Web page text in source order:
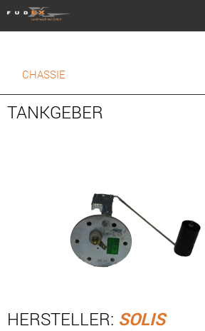
CHASSIE
TANKGEBER
HERSTELLER: SOLIS